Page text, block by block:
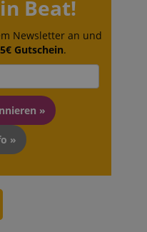
Beat!
Newsletter an und
5€ Gutschein.
»
»
59
Minuten
the state of
zoovu
a given end
user (what
answers were
clicked, on
last time,
etc.).
Google-